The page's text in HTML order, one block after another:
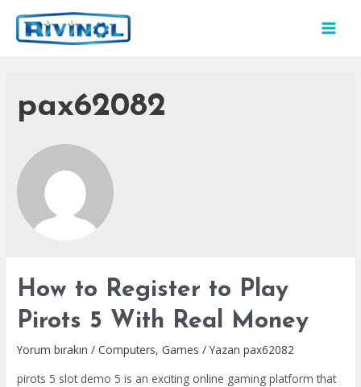
atla
pax62082
How to Register to Play
Pirots 5 With Real Money
Yorum bırakın /Computers, Games / Yazan pax62082
pirots 5 slot demo 5 is an exciting online gaming platform that